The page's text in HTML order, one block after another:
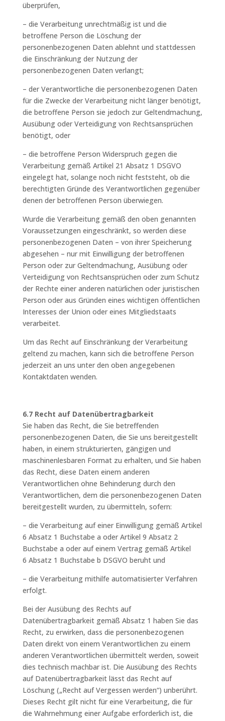
überprüfen,
– die Verarbeitung unrechtmäßig ist und die
betroffene Person die Löschung der
personenbezogenen Daten ablehnt und stattdessen
die Einschränkung der Nutzung der
personenbezogenen Daten verlangt;
– der Verantwortliche die personenbezogenen Daten
für die Zwecke der Verarbeitung nicht länger benötigt,
die betroffene Person sie jedoch zur Geltendmachung,
Ausübung oder Verteidigung von Rechtsansprüchen
benötigt, oder
– die betroffene Person Widerspruch gegen die
Verarbeitung gemäß Artikel 21 Absatz 1 DSGVO
eingelegt hat, solange noch nicht feststeht, ob die
berechtigten Gründe des Verantwortlichen gegenüber
denen der betroffenen Person überwiegen.
Wurde die Verarbeitung gemäß den oben genannten
Voraussetzungen eingeschränkt, so werden diese
personenbezogenen Daten – von ihrer Speicherung
abgesehen – nur mit Einwilligung der betroffenen
Person oder zur Geltendmachung, Ausübung oder
Verteidigung von Rechtsansprüchen oder zum Schutz
der Rechte einer anderen natürlichen oder juristischen
Person oder aus Gründen eines wichtigen öffentlichen
Interesses der Union oder eines Mitgliedstaats
verarbeitet.
Um das Recht auf Einschränkung der Verarbeitung
geltend zu machen, kann sich die betroffene Person
jederzeit an uns unter den oben angegebenen
Kontaktdaten wenden.
6.7 Recht auf Datenübertragbarkeit
Sie haben das Recht, die Sie betreffenden
personenbezogenen Daten, die Sie uns bereitgestellt
haben, in einem strukturierten, gängigen und
maschinenlesbaren Format zu erhalten, und Sie haben
das Recht, diese Daten einem anderen
Verantwortlichen ohne Behinderung durch den
Verantwortlichen, dem die personenbezogenen Daten
bereitgestellt wurden, zu übermitteln, sofern:
– die Verarbeitung auf einer Einwilligung gemäß Artikel
6 Absatz 1 Buchstabe a oder Artikel 9 Absatz 2
Buchstabe a oder auf einem Vertrag gemäß Artikel
6 Absatz 1 Buchstabe b DSGVO beruht und
– die Verarbeitung mithilfe automatisierter Verfahren
erfolgt.
Bei der Ausübung des Rechts auf
Datenübertragbarkeit gemäß Absatz 1 haben Sie das
Recht, zu erwirken, dass die personenbezogenen
Daten direkt von einem Verantwortlichen zu einem
anderen Verantwortlichen übermittelt werden, soweit
dies technisch machbar ist. Die Ausübung des Rechts
auf Datenübertragbarkeit lässt das Recht auf
Löschung („Recht auf Vergessen werden“) unberührt.
Dieses Recht gilt nicht für eine Verarbeitung, die für
die Wahrnehmung einer Aufgabe erforderlich ist, die